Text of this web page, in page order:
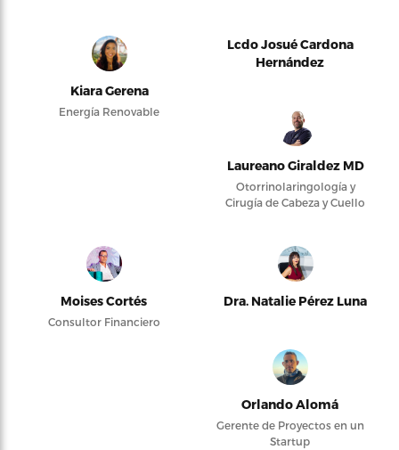
Kiara Gerena
Energía Renovable
Lcdo Josué Cardona
Hernández
Laureano Giraldez MD
Otorrinolaringología y
Cirugía de Cabeza y Cuello
Moises Cortés
Consultor Financiero
Dra. Natalie Pérez Luna
Orlando Alomá
Gerente de Proyectos en un
Startup